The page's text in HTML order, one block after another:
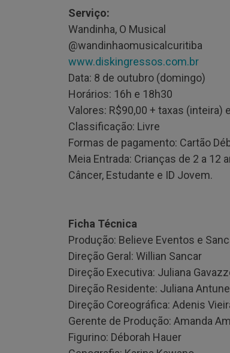
Serviço:
Wandinha, O Musical
@wandinhaomusicalcuritiba
www.diskingressos.com.br
Data: 8 de outubro (domingo)
Horários: 16h e 18h30
Valores: R$90,00 + taxas (inteira)
Classificação: Livre
Formas de pagamento: Cartão
Meia Entrada: Crianças de 2 a 12
Câncer, Estudante e ID Jovem.
Ficha Técnica
Produção: Believe Eventos e
Direção Geral: Willian Sancar
Direção Executiva: Juliana
Direção Residente: Juliana
Direção Coreográfica: Adenis
Gerente de Produção: Amanda
Figurino: Déborah Hauer